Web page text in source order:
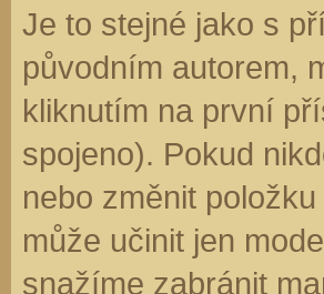
Je to stejné jako s
původním autorem,
kliknutím na první
spojeno). Pokud
nebo změnit
může učinit jen
snažíme zabránit